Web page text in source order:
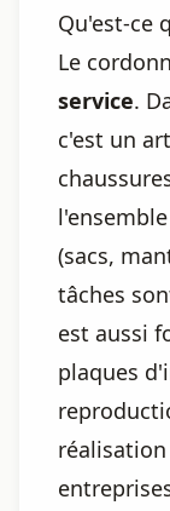
Qu'est-ce
Le
service.
c'est un
(sacs,
tâches
est aussi
plaques